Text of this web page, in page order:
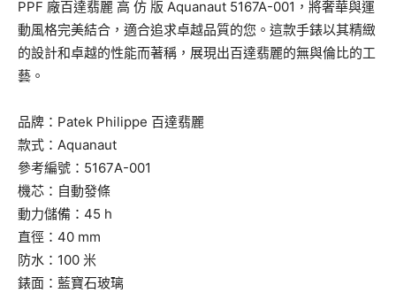
PPF 廠百達翡麗 高 仿 版 Aquanaut 5167A-001，將奢華與運
動風格完美結合，適合追求卓越品質的您。這款手錶以其精緻
的設計和卓越的性能而著稱，展現出百達翡麗的無與倫比的工
藝。
品牌：Patek Philippe 百達翡麗
款式：Aquanaut
參考編號：5167A-001
機芯：自動發條
動力儲備：45 h
直徑：40 mm
防水：100 米
錶面：藍寶石玻璃